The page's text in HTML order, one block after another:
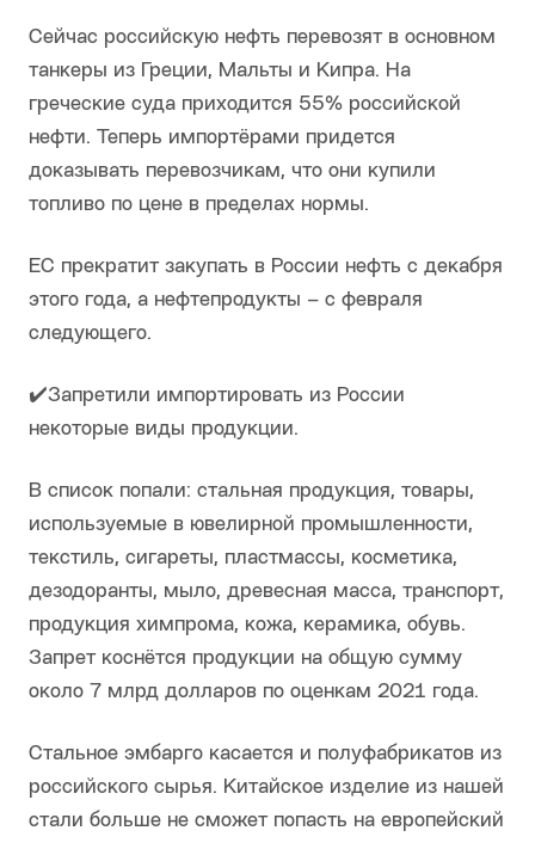
Сейчас российскую нефть перевозят в основном
танкеры из Греции, Мальты и Кипра. На
греческие суда приходится 55% российской
нефти. Теперь импортёрами придется
доказывать перевозчикам, что они купили
топливо по цене в пределах нормы.
ЕС прекратит закупать в России нефть с декабря
этого года, а нефтепродукты – с февраля
следующего.
✔️Запретили импортировать из России
некоторые виды продукции.
В список попали: стальная продукция, товары,
используемые в ювелирной промышленности,
текстиль, сигареты, пластмассы, косметика,
дезодоранты, мыло, древесная масса, транспорт,
продукция химпрома, кожа, керамика, обувь.
Запрет коснётся продукции на общую сумму
около 7 млрд долларов по оценкам 2021 года.
Стальное эмбарго касается и полуфабрикатов из
российского сырья. Китайское изделие из нашей
стали больше не сможет попасть на европейский